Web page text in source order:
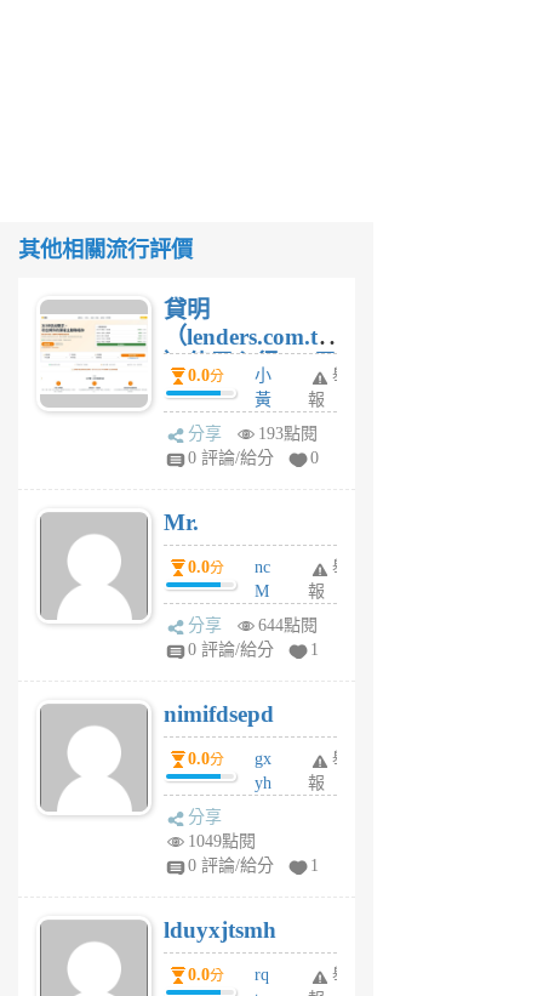
其他相關流行評價
貸明
（lenders.com.tw
）使用心得 — 民
間貸款比較平台
體驗
0.0分
小
黃
蜂
1
舉
報
分享
193點閱
0 評論/給分
0
Mr.
0.0分
nc
M
U
F
U
5
個
月
舉
報
分享
644點閱
0 評論/給分
1
nimifdsepd
0.0分
gx
yh
jl
月
前
舉
報
分享
1049點閱
0 評論/給分
1
lduyxjtsmh
0.0分
rq
舉